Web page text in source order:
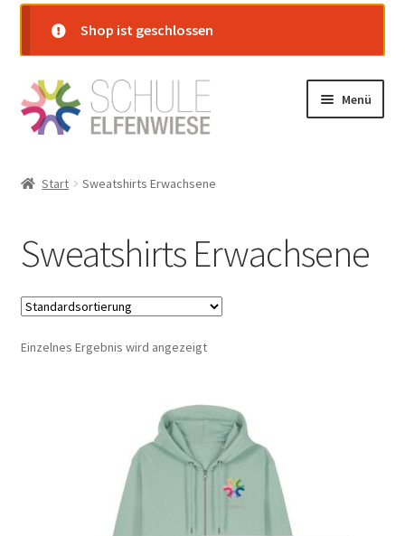
Shop ist geschlossen
Zur
Navigation
springen
Zum
Inhalt
springen
Menü
Warenkorb
Kasse
Mein Konto
Start Sweatshirts Erwachsene
Sweatshirts Erwachsene
Einzelnes Ergebnis wird angezeigt